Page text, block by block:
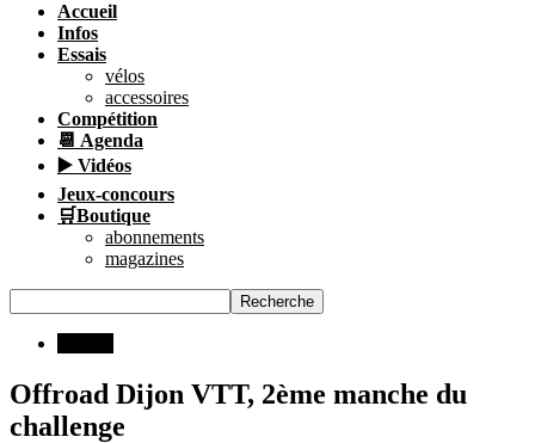
Accueil
Infos
Essais
vélos
accessoires
Compétition
📆 Agenda
▶️ Vidéos
Jeux-concours
🛒Boutique
abonnements
magazines
Offroad Dijon VTT, 2ème manche du
challenge